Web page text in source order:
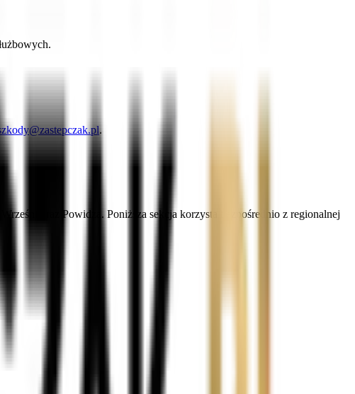
.
oraz Powidza. Poniższa sekcja korzysta bezpośrednio z regionalnej